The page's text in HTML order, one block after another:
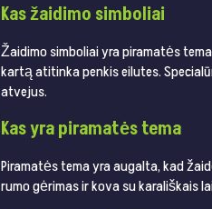
Kas žaidimo simboliai
Žaidimo simboliai yra piramatės
kartą atitinka penkis eilutes.
atvejus.
Kas yra piramatės tema
Piramatės tema yra augalta, kad
rumo gėrimas ir kova su karališkais